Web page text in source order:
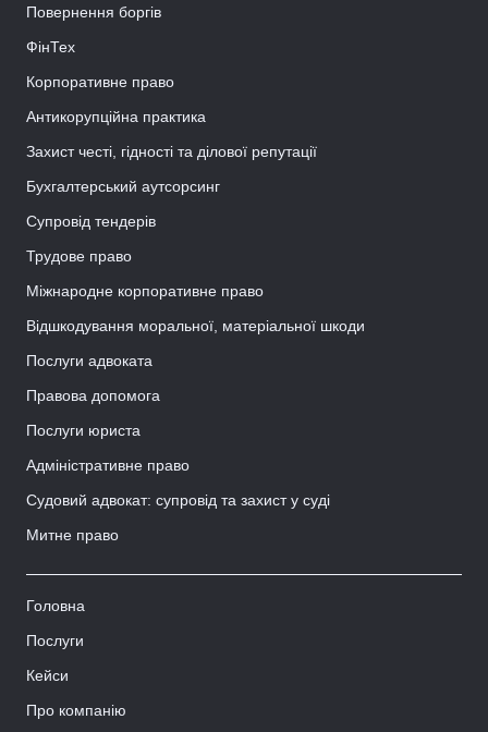
Повернення боргів
ФінТех
Корпоративне право
Антикорупційна практика
Захист честі, гідності та ділової репутації
Бухгалтерський аутсорсинг
Супровід тендерів
Трудове право
Міжнародне корпоративне право
Відшкодування моральної, матеріальної шкоди
Послуги адвоката
Правова допомога
Послуги юриста
Адміністративне право
Судовий адвокат: супровід та захист у суді
Митне право
Головна
Послуги
Кейси
Про компанію